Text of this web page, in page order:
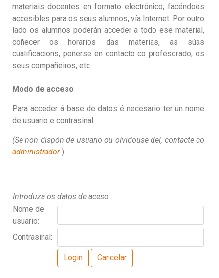
materiais docentes en formato electrónico, facéndoos
accesibles para os seus alumnos, vía Internet. Por outro
lado os alumnos poderán acceder a todo ese material,
coñecer os horarios das materias, as súas
cualificacións, poñerse en contacto co profesorado, os
seus compañeiros, etc.
Modo de acceso
Para acceder á base de datos é necesario ter un nome
de usuario e contrasinal.
(Se non dispón de usuario ou olvidouse del, contacte co
administrador)
Introduza os datos de aceso
Nome de
usuario:
Contrasinal: